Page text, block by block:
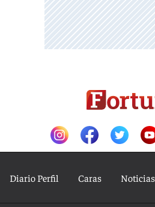
Diario Perfil Caras Noticias